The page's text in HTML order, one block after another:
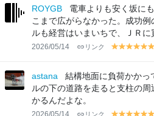
lo
w
lo lo
w
lo
w
lo
w
lo
w
ROYGB
電車よりも安く坂に
こまで広がらなかった。成功
ルも経営はいまいちで、ＪＲに
2026/05/14 リンク
y
lo
w
y
lo
w
y
lo
w
y
lo
w
y
w
lo
w
astana
結構地面に負荷かかっ
ルの下の道路を走ると支柱の
かるんだよな。
2026/05/14 リンク